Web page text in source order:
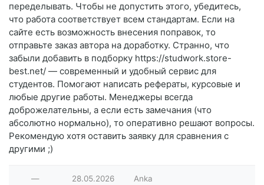
переделывать. Чтобы не допустить этого, убедитесь,
что работа соответствует всем стандартам. Если на
сайте есть возможность внесения поправок, то
отправьте заказ автора на доработку. Странно, что
забыли добавить в подборку https://studwork.store-
best.net/ — современный и удобный сервис для
студентов. Помогают написать рефераты, курсовые и
любые другие работы. Менеджеры всегда
доброжелательны, а если есть замечания (что
абсолютно нормально), то оперативно решают вопросы.
Рекомендую хотя оставить заявку для сравнения с
другими ;)
— 28.05.2026 Anka